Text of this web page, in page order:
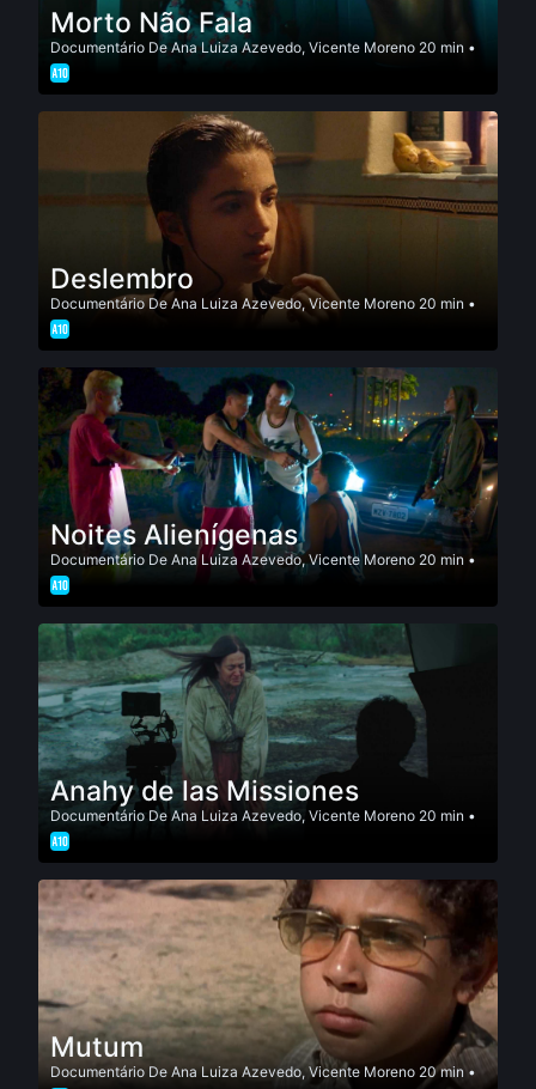
Morto Não Fala
Documentário DeAna Luiza Azevedo, Vicente Moreno 20 min •
Deslembro
DocumentárioDeAna Luiza Azevedo,Vicente Moreno 20 min •
Noites Alienígenas
Documentário De Ana Luiza Azevedo,Vicente Moreno 20 min •
Anahy de las Missiones
Documentário De Ana Luiza Azevedo, Vicente Moreno 20 min •
Mutum
Documentário De Ana Luiza Azevedo, Vicente Moreno 20 min •